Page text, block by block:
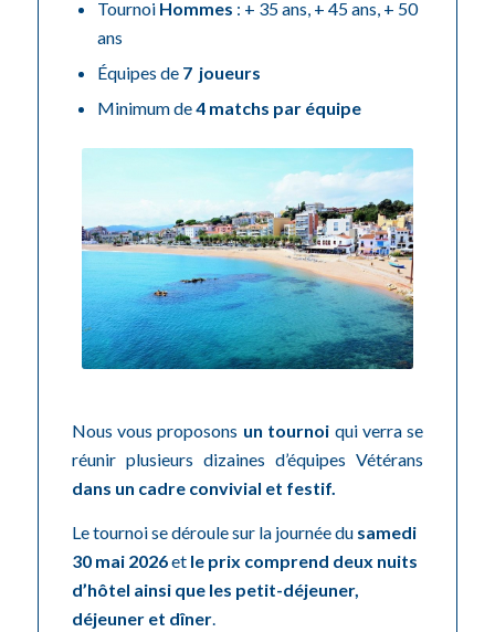
Tournoi Hommes : + 35 ans, + 45 ans, + 50
ans
Équipes de7 joueurs
Minimum de4 matchs par équipe
Nous vous proposons un tournoi qui verra se
réunir plusieurs dizaines d’équipes Vétérans
dans un cadre convivial et festif.
Le tournoi se déroule sur la journée du samedi
30 mai 2026et le prix comprend deux nuits
d’hôtel ainsi que les petit-déjeuner,
déjeuner et dîner.